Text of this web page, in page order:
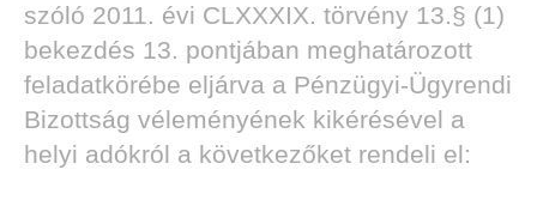
szóló 2011. évi CLXXXIX. törvény 13.§ (1)
bekezdés 13. pontjában meghatározott
feladatkörébe eljárva a Pénzügyi-Ügyrendi
Bizottság véleményének kikérésével a
helyi adókról a következőket rendeli el: